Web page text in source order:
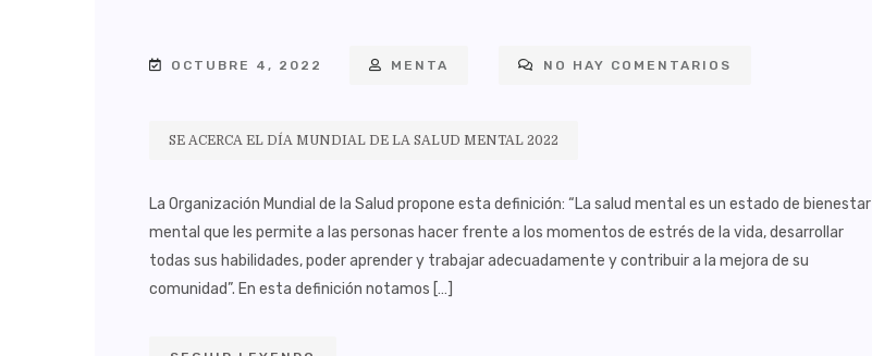
OCTUBRE 4, 2022 MENTA NO HAY COMENTARIOS
SE ACERCA EL DÍA MUNDIAL DE LA SALUD MENTAL 2022
La Organización Mundial de la Salud propone esta definición: “La salud mental es un estado de bienestar
mental que les permite a las personas hacer frente a los momentos de estrés de la vida, desarrollar
todas sus habilidades, poder aprender y trabajar adecuadamente y contribuir a la mejora de su
comunidad”. En esta definición notamos […]